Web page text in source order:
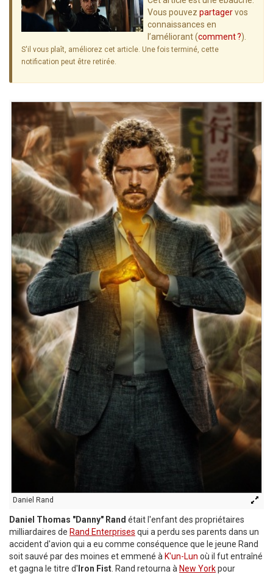
Vous pouvez partagervos
connaissances en
l’améliorant (comment ?).
S'il vous plaît, améliorez cet article. Une fois terminé, cette
notification peut être retirée.
Daniel Rand
Daniel Thomas "Danny" Rand était l'enfant des propriétaires
milliardaires de Rand Enterprises qui a perdu ses parents dans un
accident d'avion qui a eu comme conséquence que le jeune Rand
soit sauvé par des moines et emmené à K'un-Lun où il fut entraîné
et gagna le titre d' Iron Fist . Rand retourna à New Yorkpour